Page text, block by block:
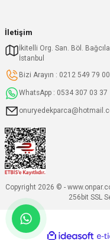
İletişim
İkitelli Org. San. Böl.
İstanbul
Bizi Arayın : 0212 549 79 00
WhatsApp : 0534 307 03 37
Copyright 2026 © -
256bit SSL